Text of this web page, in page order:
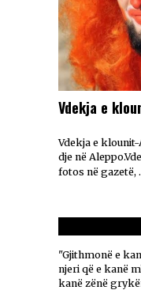
Vdekja e
Vdekja e
dje në
fotos në gazetë,
"Gjithmonë e
njeri që e kanë
kanë zënë